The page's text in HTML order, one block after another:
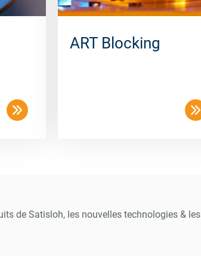
ART Blocking
de Satisloh, les nouvelles technologies & les